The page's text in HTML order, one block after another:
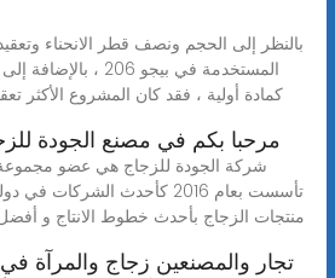
بالنظر إلى الحجم ونصف قطر الانحناء
المستخدمة في بيجو
كمادة أولية ، فقد كان المشروع الأكثر
مرحبا بكم في مصنع الجودة
شركة الجودة للزجاج هي عضو مجموعة
تأسست بعام 2016 كأحدث
منتجات الزجاج بأحدث خطوط الانتاج و
تجار والمصنعين زجاج والمرآة